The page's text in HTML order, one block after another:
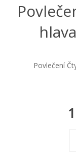
Povlečení